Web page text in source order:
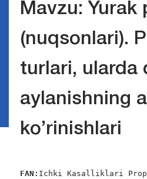
Mavzu: Yurak
(nuqsonlari).
turlari, ularda
aylanishning
ko’rinishlari
FAN: Ichki Kasalliklari